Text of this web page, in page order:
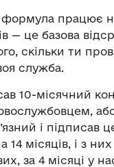
працює
— це базова
скільки ти
служба.
10-місячний
і підписав
14 місяців, і з
за 4 місяці у